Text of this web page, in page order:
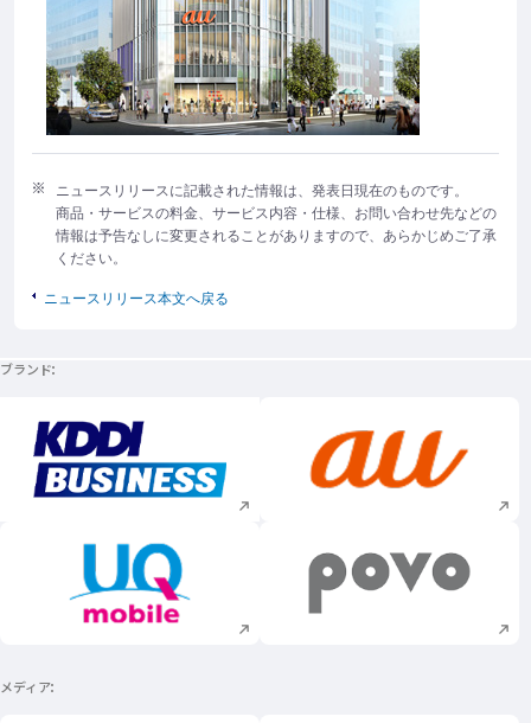
ニュースリリースに記載された情報は、発表日現在のものです。
商品・サービスの料金、サービス内容・仕様、お問い合わせ先などの
情報は予告なしに変更されることがありますので、あらかじめご了承
ください。
ニュースリリース本文へ戻る
ブランド
新規ウィンドウで開く 新規ウィンドウで
新規ウィンドウで開く 新規ウィンドウで
メディア